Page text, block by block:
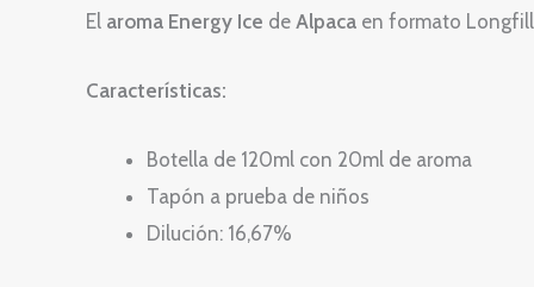
El aroma Energy Ice de Alpaca en formato
Características:
Botella de 120ml con 20ml de aroma
Tapón a prueba de niños
Dilución: 16,67%